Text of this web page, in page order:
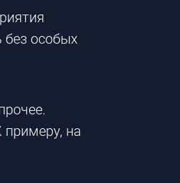
без особых
примеру, на